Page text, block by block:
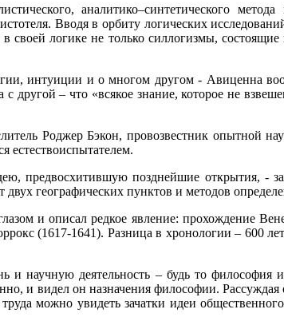
аналитико–синтетического
Вводя в орбиту логических
своей логике не только силлогизмы,
интуиции и о многом другом - Авиценна
другой – что «всякое знание, которое не
Роджер Бэкон, провозвестник опытной
естествоиспытателем.
предвосхитившую позднейшие открытия, -
географических пунктов и методов
и описал редкое явление: прохождение
(1617-1641). Разница в хронологии – 600
научную деятельность – будь то
и видел он назначения философии.
можно увидеть зачатки идеи